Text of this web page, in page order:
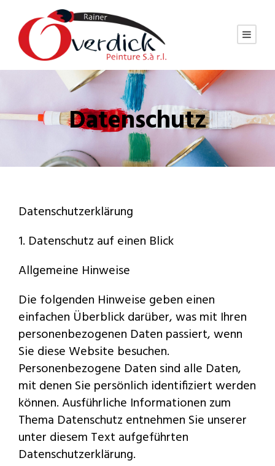
Datenschutz
Datenschutzerklärung
1. Datenschutz auf einen Blick
Allgemeine Hinweise
Die folgenden Hinweise geben einen
einfachen Überblick darüber, was mit Ihren
personenbezogenen Daten passiert, wenn
Sie diese Website besuchen.
Personenbezogene Daten sind alle Daten,
mit denen Sie persönlich identifiziert werden
können. Ausführliche Informationen zum
Thema Datenschutz entnehmen Sie unserer
unter diesem Text aufgeführten
Datenschutzerklärung.